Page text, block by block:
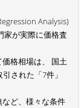
Analysis)
家が実際に価格査
格相場は、 国土
された「7件」
ど、様々な条件